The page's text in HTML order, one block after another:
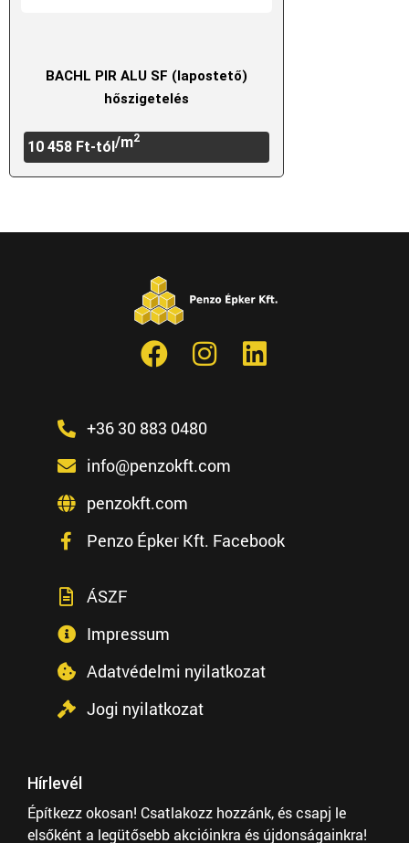
BACHL PIR ALU SF (lapostető)
hőszigetelés
10 458 Ft-tól /m2
+36 30 883 0480
info@penzokft.com
penzokft.com
Penzo Épker Kft. Facebook
ÁSZF
Impressum
Adatvédelmi nyilatkozat
Jogi nyilatkozat
Hírlevél
Építkezz okosan! Csatlakozz hozzánk, és csapj le
elsőként a legütősebb akcióinkra és újdonságainkra!